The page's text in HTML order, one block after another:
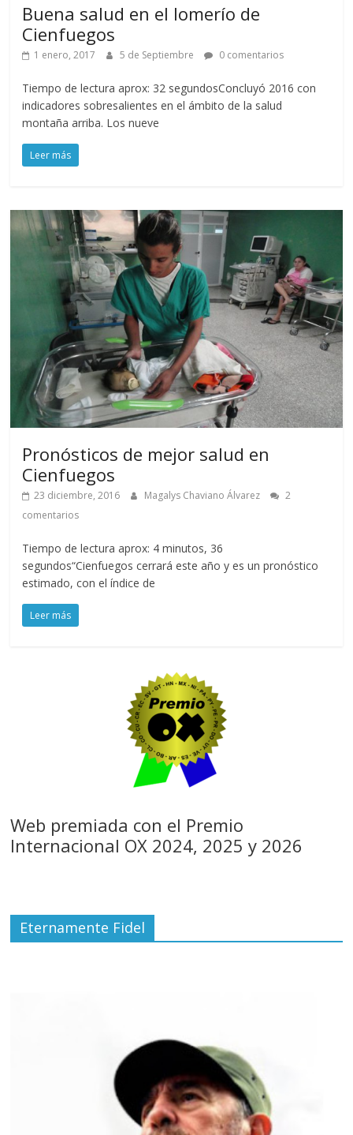
Buena salud en el lomerío de
Cienfuegos
1 enero, 2017 5 de Septiembre 0 comentarios
Tiempo de lectura aprox: 32 segundosConcluyó 2016 con
indicadores sobresalientes en el ámbito de la salud
montaña arriba. Los nueve
Leer más
Pronósticos de mejor salud en
Cienfuegos
23 diciembre, 2016 Magalys Chaviano Álvarez
2
comentarios
Tiempo de lectura aprox: 4 minutos, 36
segundos“Cienfuegos cerrará este año y es un pronóstico
estimado, con el índice de
Leer más
Web premiada con el Premio
Internacional OX 2024, 2025 y 2026
Eternamente Fidel